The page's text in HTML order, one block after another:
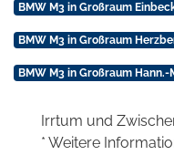
BMW M3 in Großraum
BMW M3 in Großraum
BMW M3 in Großraum
Irrtum und
* Weitere